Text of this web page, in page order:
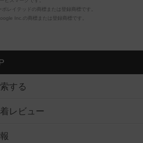
レイテッドの商標または登録商標です。
Inc.の商標または登録商標です。
する
レビュー